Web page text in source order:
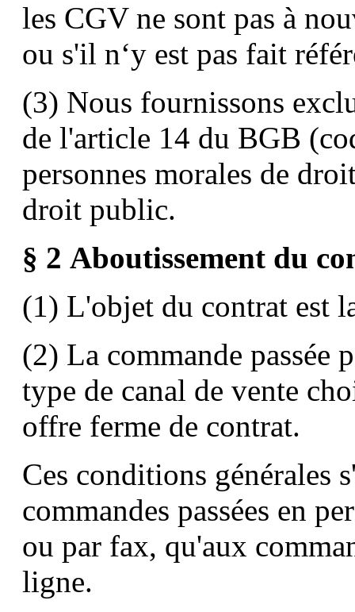
les CGV ne sont pas à
ou s'il n‘y est pas fait
(3) Nous fournissons
de l'article 14 du BGB
personnes morales de
droit public.
§ 2 Aboutissement du
(1) L'objet du contrat est
(2) La commande passée
type de canal de vente
offre ferme de contrat.
Ces conditions générales
commandes passées en
ou par fax, qu'aux
ligne.